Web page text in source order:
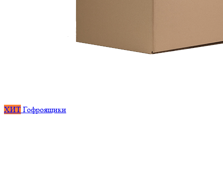
ХИТ Гофроящики